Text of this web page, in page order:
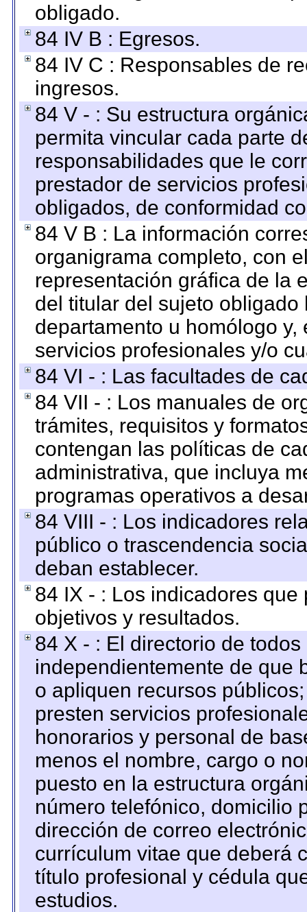
obligado.
84 IV B : Egresos.
84 IV C : Responsables de
ingresos.
84 V - : Su estructura
permita vincular cada parte
responsabilidades que le
prestador de servicios
obligados, de conformidad
84 V B : La información
organigrama completo, con
representación gráfica de la
del titular del sujeto
departamento u homólogo
servicios profesionales y/o
84 VI - : Las facultades de
84 VII - : Los manuales de
trámites, requisitos y
contengan las políticas de
administrativa, que incluya
programas operativos a
84 VIII - : Los indicadores
público o trascendencia
deban establecer.
84 IX - : Los indicadores
objetivos y resultados.
84 X - : El directorio de
independientemente de que
o apliquen recursos
presten servicios
honorarios y personal de
menos el nombre, cargo o
puesto en la estructura
número telefónico, domicilio
dirección de correo
currículum vitae que deberá
título profesional y cédula
estudios.